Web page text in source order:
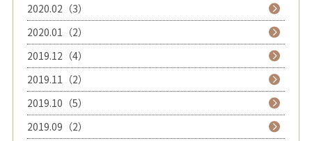
2020.02（3）
2020.01（2）
2019.12（4）
2019.11（2）
2019.10（5）
2019.09（2）